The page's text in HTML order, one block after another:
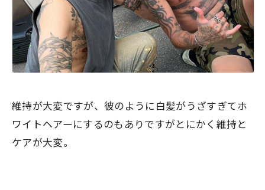
維持が大変ですが、彼のように白髪がうざすぎてホ
ワイトヘアーにするのもありですがとにかく維持と
ケアが大変。